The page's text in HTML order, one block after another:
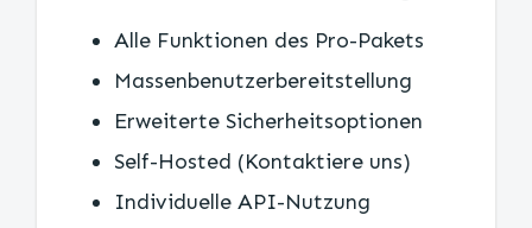
Alle Funktionen des Pro-Pakets
Massenbenutzerbereitstellung
Erweiterte Sicherheitsoptionen
Self-Hosted (Kontaktiere uns)
Individuelle API-Nutzung